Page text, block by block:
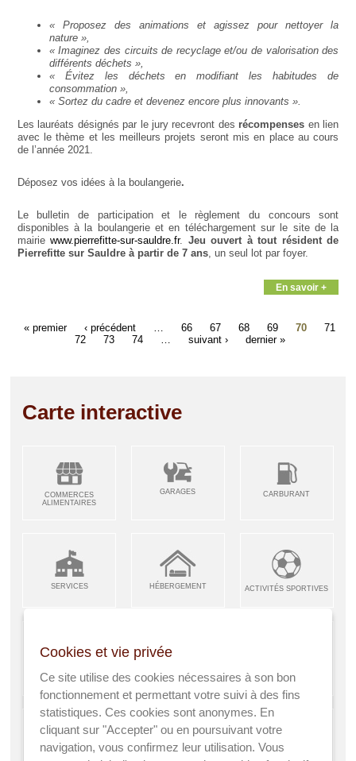
« Proposez des animations et agissez pour nettoyer la
nature »,
« Imaginez des circuits de recyclage et/ou de valorisation des
différents déchets »,
« Évitez les déchets en modifiant les habitudes de
consommation »,
« Sortez du cadre et devenez encore plus innovants ».
Les lauréats désignés par le jury recevront des récompenses en lien
avec le thème et les meilleurs projets seront mis en place au cours
de l’année 2021.
Déposez vos idées à la boulangerie.
Le bulletin de participation et le règlement du concours sont
disponibles à la boulangerie et en téléchargement sur le site de la
mairiewww.pierrefitte-sur-sauldre.fr. Jeu ouvert à tout résident de
Pierrefitte sur Sauldre à partir de 7 ans, un seul lot par foyer.
En savoir +
« premier ‹ précédent 66 67 68 69 70
71
72
73 74 suivant › dernier »
Carte interactive
COMMERCES
ALIMENTAIRES
GARAGES CARBURANT
SERVICES HÉBERGEMENT ACTIVITÉS SPORTIVES
ARTISANS &
INDUSTRIES
RESTAURANTS CAFÉS ENFANCE JEUNESSE
Cookies et vie privée
Ce site utilise des cookies nécessaires à son bon
fonctionnement et permettant votre suivi à des fins
statistiques. Ces cookies sont anonymes. En
cliquant sur "Accepter" ou en poursuivant votre
navigation, vous confirmez leur utilisation. Vous